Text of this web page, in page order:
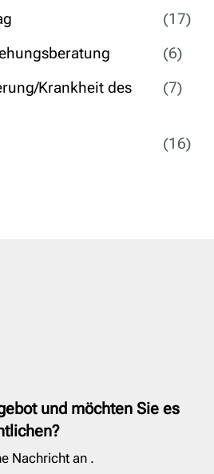
(17)
(6)
Krankheit des
(7)
(16)
und möchten Sie es
Nachricht an .